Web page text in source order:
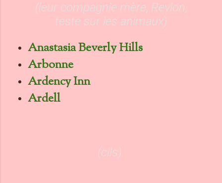
(leur compagnie mère, Revlon,
teste sur les animaux)
Anastasia Beverly Hills
Arbonne
Ardency Inn
Ardell
(cils)